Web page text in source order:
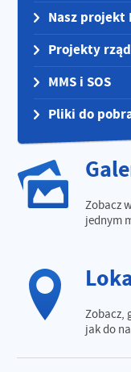
Nasz projekt
Projekty
MMS i SOS
Pliki do
Zobacz
jednym
Zobacz,
jak do